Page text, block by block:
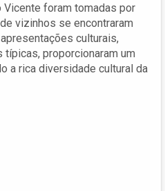
Vicente foram tomadas por
vizinhos se encontraram
culturais,
proporcionaram um
a rica diversidade cultural da